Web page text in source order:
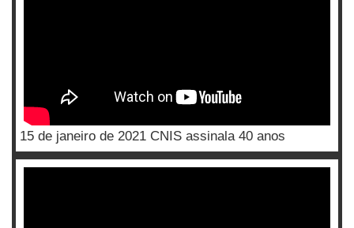
15 de janeiro de 2021 CNIS assinala 40 anos